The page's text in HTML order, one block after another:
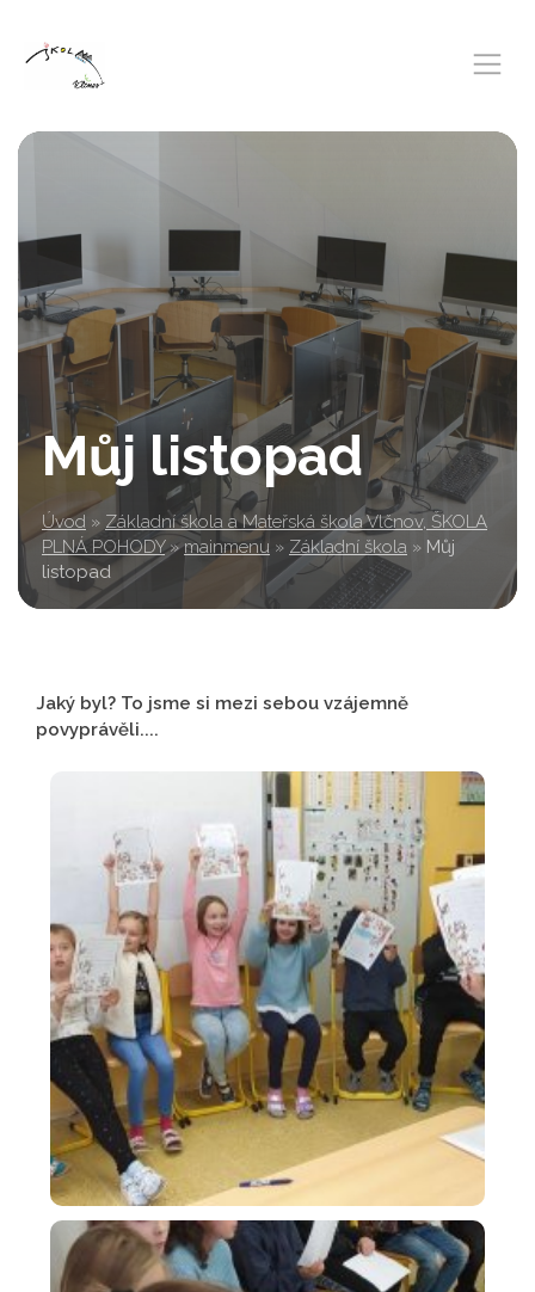
Můj listopad
Úvod » Základní škola a Mateřská škola Vlčnov, ŠKOLA
PLNÁ POHODY » mainmenu » Základní škola » Můj
listopad
Jaký byl? To jsme si mezi sebou vzájemně
povyprávěli....